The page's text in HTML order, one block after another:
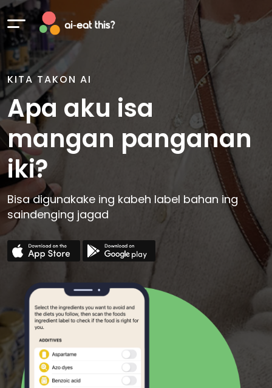
KITA TAKON AI
Apa aku isa
mangan panganan
iki?
Bisa digunakake ing kabeh label bahan ing
saindenging jagad